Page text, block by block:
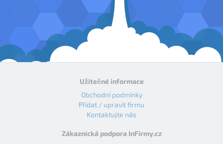
Užitečné informace
Obchodní podmínky
Přidat / upravit firmu
Kontaktujte nás
Zákaznická podpora InFirmy.cz